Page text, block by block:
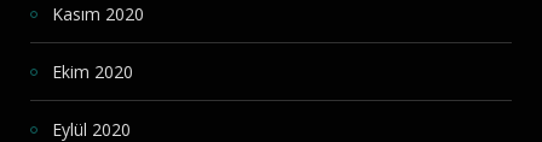
Kasım 2020
Ekim 2020
Eylül 2020